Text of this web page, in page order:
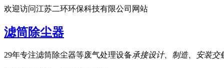
欢迎访问江苏二环环保科技有限公司网站
滤筒除尘器
29年专注滤筒除尘器等废气处理设备承接设计、制造、安装交